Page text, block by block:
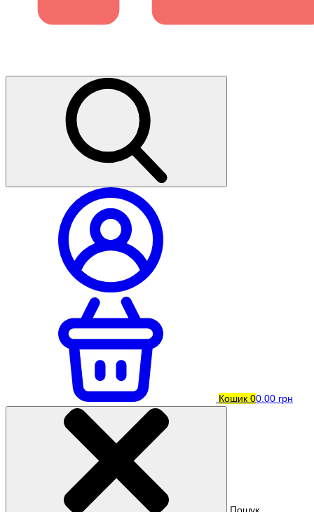
Кошик 00.00 грн